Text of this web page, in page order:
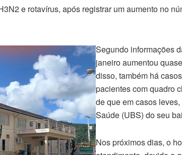
e rotavírus, após registrar um aumento no
Segundo informações
janeiro aumentou
disso, também há
pacientes com quadro
de que em casos
Saúde (UBS) do seu
Nos próximos dias, o